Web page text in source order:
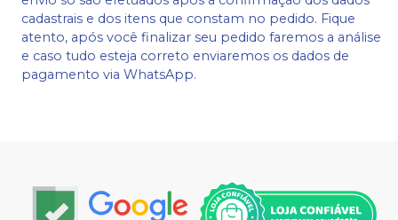
cadastrais e dos itens que constam no pedido. Fique
atento, após você finalizar seu pedido faremos a análise
e caso tudo esteja correto enviaremos os dados de
pagamento via WhatsApp.